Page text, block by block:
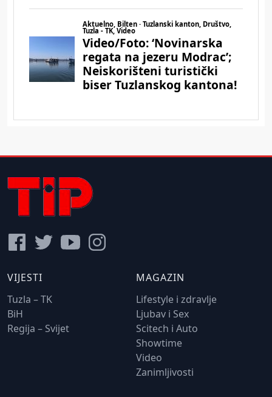
VIJESTI
Tuzla – TK
BiH
Regija – Svijet
MAGAZIN
Lifestyle i zdravlje
Ljubav i Sex
Scitech i Auto
Showtime
Video
Zanimljivosti